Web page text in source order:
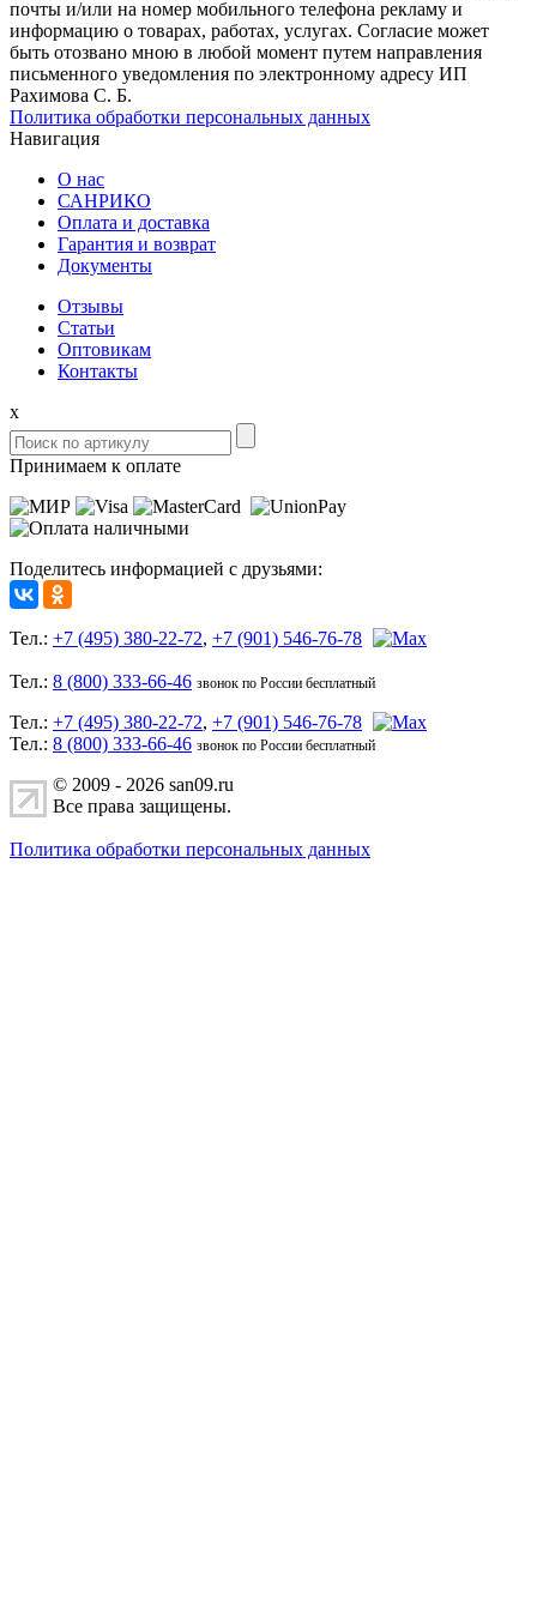
почты и/или на номер мобильного телефона рекламу и
информацию о товарах, работах, услугах. Согласие может
быть отозвано мною в любой момент путем направления
письменного уведомления по электронному адресу ИП
Рахимова С. Б.
Политика обработки персональных данных
Навигация
О нас
САНРИКО
Оплата и доставка
Гарантия и возврат
Документы
Отзывы
Статьи
Оптовикам
Контакты
x
Принимаем к оплате
Поделитесь информацией с друзьями:
Тел.: +7 (495) 380-22-72, +7 (901) 546-76-78
Тел.: 8 (800) 333-66-46 звонок по России бесплатный
Тел.: +7 (495) 380-22-72, +7 (901) 546-76-78
Тел.: 8 (800) 333-66-46 звонок по России бесплатный
© 2009 - 2026 san09.ru
Все права защищены.
Политика обработки персональных данных